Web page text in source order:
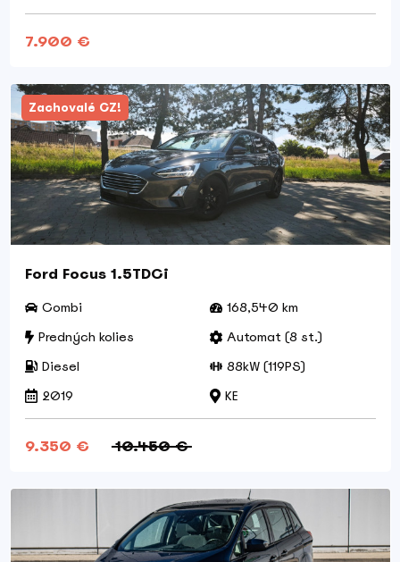
7.900 €
Zachovalé CZ!
Ford Focus 1.5TDCi
Combi
168,540 km
Predných kolies
Automat (8 st.)
Diesel
88kW (119PS)
2019
KE
9.350 € 10.450 €